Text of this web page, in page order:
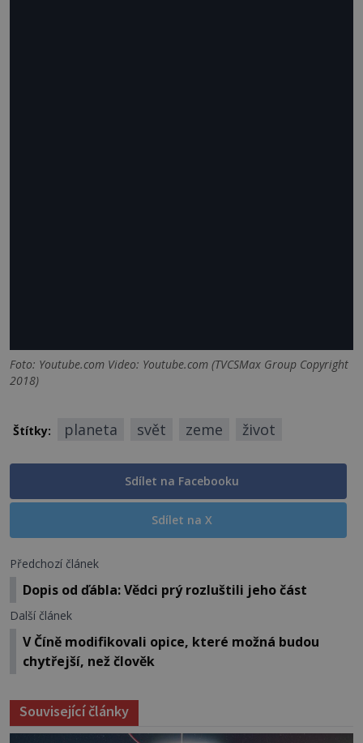
Foto: Youtube.com Video: Youtube.com (TVCSMax Group Copyright
2018)
Štítky: planeta svět zeme život
Sdílet na Facebooku
Sdílet na X
Předchozí článek
Dopis od ďábla: Vědci prý rozluštili jeho část
Další článek
V Číně modifikovali opice, které možná budou
chytřejší, než člověk
Související články